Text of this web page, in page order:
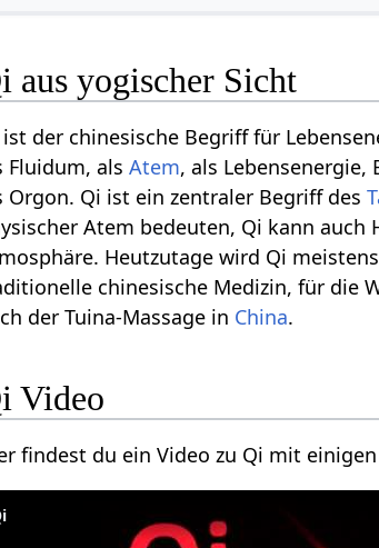
aus yogischer Sicht
ist der chinesische Begriff für
Fluidum, alsAtem, als Lebensenergie,
Orgon. Qi ist ein zentraler Begriff des
Atem bedeuten, Qi kann
Heutzutage wird Qi
chinesische Medizin, für die
der Tuina-Massage in China.
Video
findest du ein Video zu Qi mit